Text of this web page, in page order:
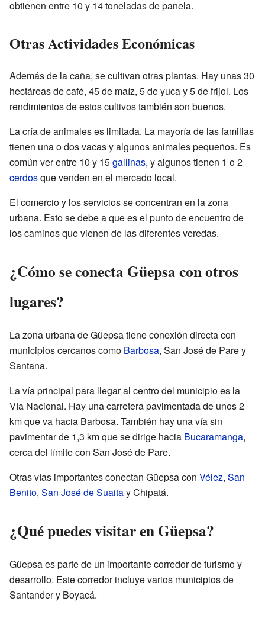
obtienen entre 10 y 14 toneladas de panela.
Otras Actividades Económicas
Además de la caña, se cultivan otras plantas. Hay unas 30
hectáreas de café, 45 de maíz, 5 de yuca y 5 de frijol. Los
rendimientos de estos cultivos también son buenos.
La cría de animales es limitada. La mayoría de las familias
tienen una o dos vacas y algunos animales pequeños. Es
común ver entre 10 y 15gallinas, y algunos tienen 1 o 2
cerdosque venden en el mercado local.
El comercio y los servicios se concentran en la zona
urbana. Esto se debe a que es el punto de encuentro de
los caminos que vienen de las diferentes veredas.
¿Cómo se conecta Güepsa con otros
lugares?
La zona urbana de Güepsa tiene conexión directa con
municipios cercanos como Barbosa, San José de Pare y
Santana.
La vía principal para llegar al centro del municipio es la
Vía Nacional. Hay una carretera pavimentada de unos 2
km que va hacia Barbosa. También hay una vía sin
pavimentar de 1,3 km que se dirige hacia Bucaramanga,
cerca del límite con San José de Pare.
Otras vías importantes conectan Güepsa con Vélez, San
Benito, San José de Suaitay Chipatá.
¿Qué puedes visitar en Güepsa?
Güepsa es parte de un importante corredor de turismo y
desarrollo. Este corredor incluye varios municipios de
Santander y Boyacá.